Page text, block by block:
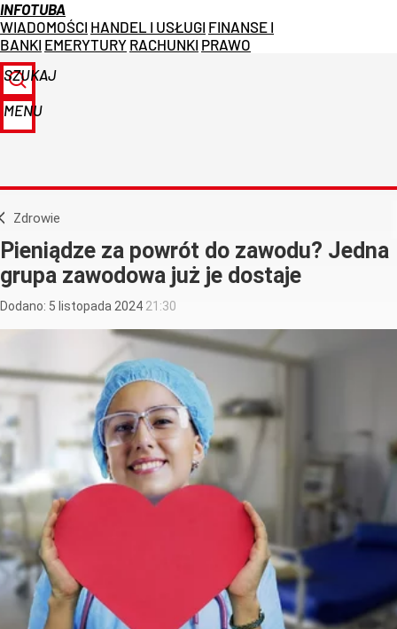
INFOTUBA
WIADOMOŚCI HANDEL I USŁUGI FINANSE I
BANKI EMERYTURY RACHUNKI PRAWO
SZUKAJ
MENU
Zdrowie
Pieniądze za powrót do zawodu? Jedna
grupa zawodowa już je dostaje
Dodano: 5 listopada 2024 21:30